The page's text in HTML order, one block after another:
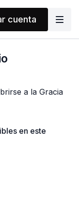
cuenta
a la Gracia
en este